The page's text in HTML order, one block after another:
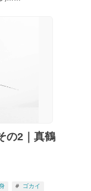
の2｜真鶴
ゴカイ